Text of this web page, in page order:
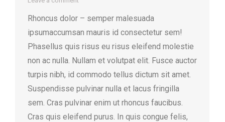
Rhoncus dolor – semper malesuada
ipsumaccumsan mauris id consectetur sem!
Phasellus quis risus eu risus eleifend molestie
non ac nulla. Nullam et volutpat elit. Fusce auctor
turpis nibh, id commodo tellus dictum sit amet.
Suspendisse pulvinar nulla et lacus fringilla
sem. Cras pulvinar enim ut rhoncus faucibus.
Cras quis eleifend purus. In quis congue felis,